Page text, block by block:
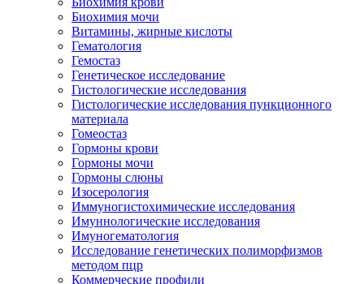
Биохимия мочи
Витамины, жирные кислоты
Гематология
Гемостаз
Генетическое исследование
Гистологические исследования
Гистологические исследования пункционного
материала
Гомеостаз
Гормоны крови
Гормоны мочи
Гормоны слюны
Изосерология
Иммуногистохимические исследования
Имуннологические исследования
Имуногематология
Исследование генетических полиморфизмов
методом пцр
Коммерческие профили